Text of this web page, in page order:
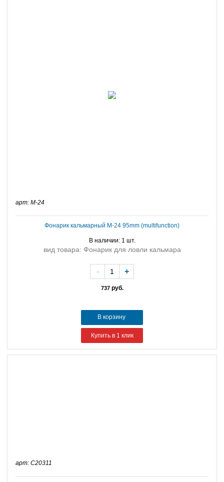
арт: M-24
Фонарик кальмарный M-24 95mm (multifunction)
В наличии: 1 шт.
вид товара: Фонарик для ловли кальмара
737руб.
- +
В корзину
Купить в 1 клик
арт: C20311